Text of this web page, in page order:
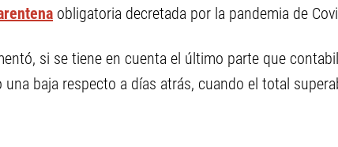
obligatoria decretada por la pandemia de
si se tiene en cuenta el último parte que
baja respecto a días atrás, cuando el total